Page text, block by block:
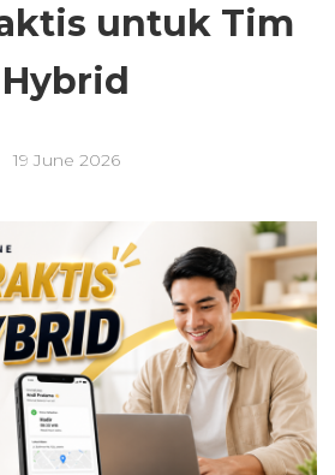
untuk Tim
Hybrid
19 June 2026